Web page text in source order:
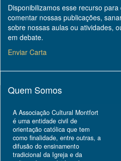
Disponibilizamos esse recurso
comentar nossas publicações,
sobre nossas aulas ou atividades,
em debate.
Enviar Carta
Quem Somos
A Associação Cultural Montfort
é uma entidade civil de
orientação católica que tem
como finalidade, entre outras, a
difusão do ensinamento
tradicional da Igreja e da